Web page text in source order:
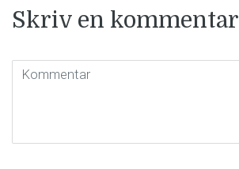
Skriv en kommentar
Kommentar